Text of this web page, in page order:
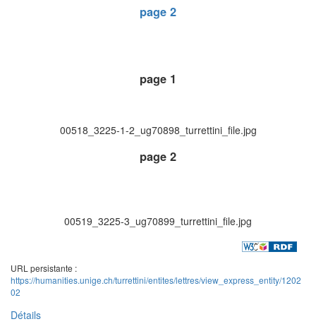
page 2
page 1
00518_3225-1-2_ug70898_turrettini_file.jpg
page 2
00519_3225-3_ug70899_turrettini_file.jpg
URL persistante :
https://humanities.unige.ch/turrettini/entites/lettres/view_express_entity/1202
02
Détails